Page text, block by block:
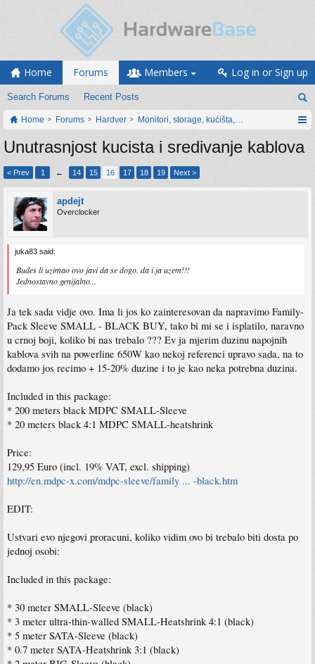
Home Forums
Search Forums Recent Posts
Members Log in or Sign up
Home Forums Hardver Monitori, storage, kućišta, periferija
Unutrasnjost kucista i sredivanje kablova
< Prev 1 ← 14 15 16 17 18 19 Next >
apdejt
Overclocker
juka83 said:
Budes li uzimao ovo javi da se dogo. da i ja uzem!!!
Jednostavno genijalno...
Ja tek sada vidje ovo. Ima li jos ko zainteresovan da napravimo Family-
Pack Sleeve SMALL - BLACK BUY, tako bi mi se i isplatilo, naravno
u crnoj boji, koliko bi nas trebalo ??? Ev ja mjerim duzinu napojnih
kablova svih na powerline 650W kao nekoj referenci upravo sada, na to
dodamo jos recimo + 15-20% duzine i to je kao neka potrebna duzina.
Included in this package:
* 200 meters black MDPC SMALL-Sleeve
* 20 meters black 4:1 MDPC SMALL-heatshrink
Price:
129,95 Euro (incl. 19% VAT, excl. shipping)
http://en.mdpc-x.com/mdpc-sleeve/family ... -black.htm
EDIT:
Ustvari evo njegovi proracuni, koliko vidim ovo bi trebalo biti dosta po
jednoj osobi:
Included in this package:
* 30 meter SMALL-Sleeve (black)
* 3 meter ultra-thin-walled SMALL-Heatshrink 4:1 (black)
* 5 meter SATA-Sleeve (black)
* 0.7 meter SATA-Heatshrink 3:1 (black)